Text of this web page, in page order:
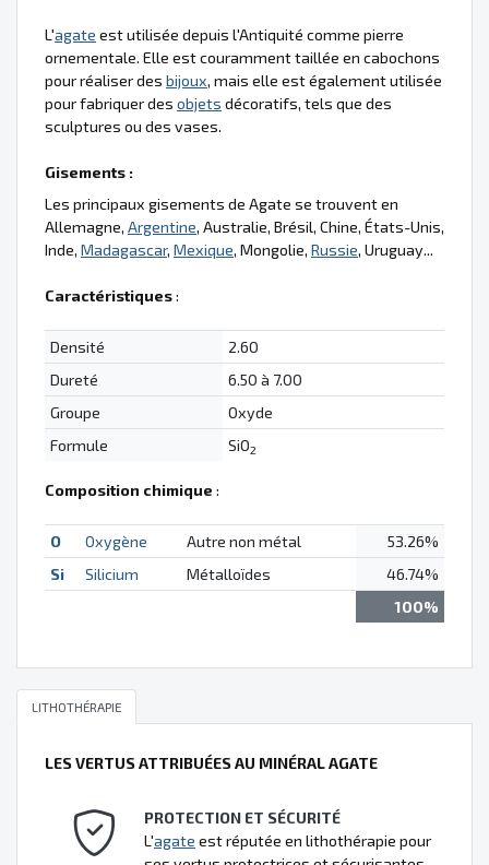
L'agate est utilisée depuis l'Antiquité comme pierre
ornementale. Elle est couramment taillée en cabochons
pour réaliser des bijoux, mais elle est également utilisée
pour fabriquer des objets décoratifs, tels que des
sculptures ou des vases.
Gisements :
Les principaux gisements de Agate se trouvent en
Allemagne, Argentine, Australie, Brésil, Chine, États-Unis,
Inde, Madagascar, Mexique, Mongolie, Russie, Uruguay...
Caractéristiques:
Densité
2.60
Dureté
6.50 à 7.00
Groupe
Oxyde
Formule
SiO2
Composition chimique :
O Oxygène Autre non métal
53.26%
Si
Silicium Métalloïdes
46.74%
100%
LITHOTHÉRAPIE
LES VERTUS ATTRIBUÉES AU MINÉRAL AGATE
PROTECTION ET SÉCURITÉ
L'agate est réputée en lithothérapie pour